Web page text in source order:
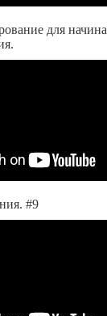
для
#9